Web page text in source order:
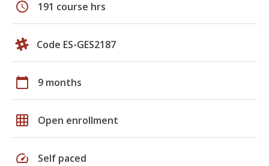
schedule 191 course hrs
Code ES-GES2187
calendar_today 9 months
grid_on Open enrollment
speed Self paced